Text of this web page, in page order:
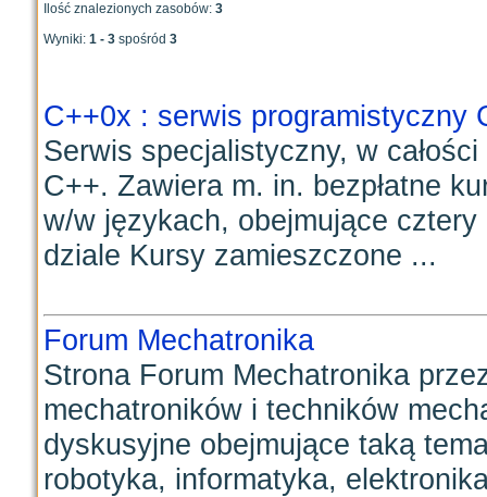
Ilość znalezionych zasobów: 3
Wyniki: 1 - 3 spośród 3
C++0x : serwis programistyczny
Serwis specjalistyczny, w
C++. Zawiera m. in. bezpłatne
w/w językach, obejmujące
dziale Kursy zamieszczone ...
Forum Mechatronika
Strona Forum Mechatronika
mechatroników i techników
dyskusyjne obejmujące taką
robotyka, informatyka,